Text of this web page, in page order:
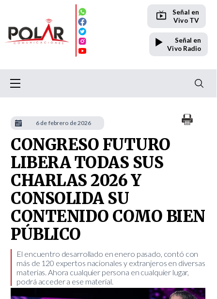
Señal en
Vivo TV
Señal en
Vivo Radio
CONGRESO FUTURO
LIBERA TODAS SUS
CHARLAS 2026 Y
CONSOLIDA SU
CONTENIDO COMO BIEN
PÚBLICO
​El encuentro desarrollado en enero pasado, contó con
más de 120 expertos nacionales y extranjeros en diversas
materias. Ahora cualquier persona en cualquier lugar,
podrá acceder a ese material.
6 de febrero de 2026